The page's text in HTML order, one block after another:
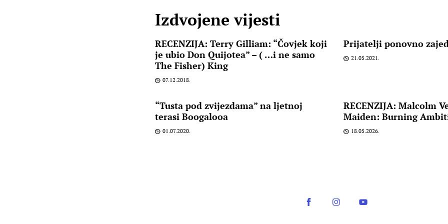
Izdvojene vijesti
RECENZIJA: Terry Gilliam: “Čovjek koji
je ubio Don Quijotea” – ( …i ne samo
The Fisher) King
07.12.2018.
Prijatelji ponovno
21.05.2021.
“Tusta pod zvijezdama” na ljetnoj
terasi Boogalooa
01.07.2020.
RECENZIJA: Malcolm
Maiden: Burning
18.05.2026.